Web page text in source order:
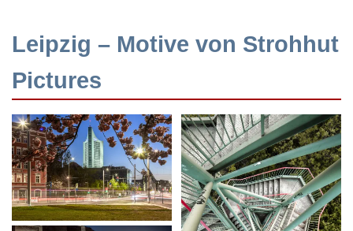
Leipzig – Motive von Strohhut
Pictures